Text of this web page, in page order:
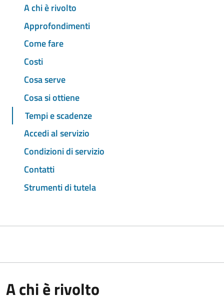
A chi è rivolto
Approfondimenti
Come fare
Costi
Cosa serve
Cosa si ottiene
Tempi e scadenze
Accedi al servizio
Condizioni di servizio
Contatti
Strumenti di tutela
A chi è rivolto